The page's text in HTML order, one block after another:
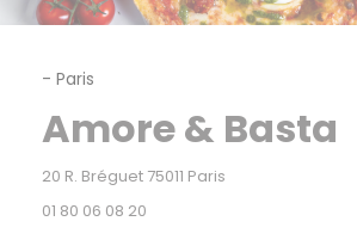
- Paris
Amore & Basta
20 R. Bréguet 75011 Paris
01 80 06 08 20